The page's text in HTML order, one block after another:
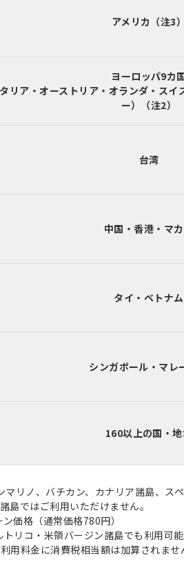
アメリカ（注3）
ヨーロッパ9カ
タリア・オーストリア・オランダ・ス
ー）（注2）
台湾
中国・香港・マ
タイ・ベトナム
シンガポール・マレ
160以上の国・
リノ、バチカン、カナリア諸島、ス
島ではご利用いただけません。
価格（通常価格780円）
リコ・米領バージン諸島でも利用可
用料金に消費税相当額は加算されませ